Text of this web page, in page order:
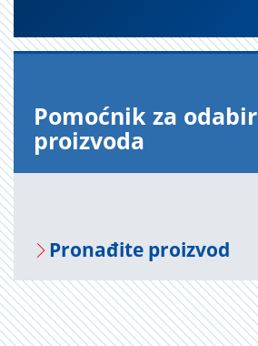
Pomoćnik za odabir
proizvoda
Pronađite proizvod